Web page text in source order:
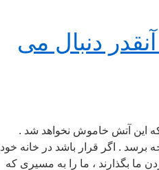
دنبال می
که این آتش خاموش نخواهد شد .
برسد . اگر قرار باشد در خانه خود
ما بگذارند ، ما را به مسیری که